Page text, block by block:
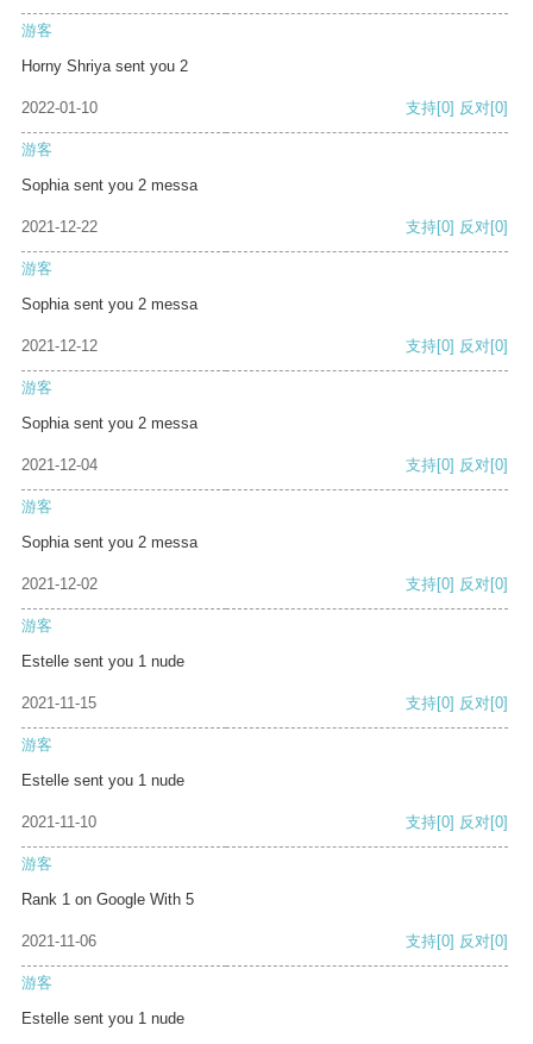
游客
Horny Shriya sent you 2
2022-01-10 支持[0] 反对[0]
游客
Sophia sent you 2 messa
2021-12-22 支持[0] 反对[0]
游客
Sophia sent you 2 messa
2021-12-12 支持[0] 反对[0]
游客
Sophia sent you 2 messa
2021-12-04 支持[0] 反对[0]
游客
Sophia sent you 2 messa
2021-12-02 支持[0] 反对[0]
游客
Estelle sent you 1 nude
2021-11-15 支持[0] 反对[0]
游客
Estelle sent you 1 nude
2021-11-10 支持[0] 反对[0]
游客
Rank 1 on Google With 5
2021-11-06 支持[0] 反对[0]
游客
Estelle sent you 1 nude